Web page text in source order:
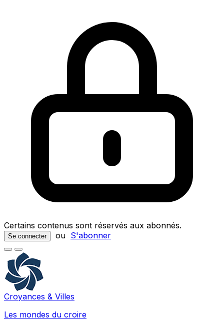
Certains contenus sont réservés aux abonnés.
Se connecter ou S'abonner
Croyances & Villes
Les mondes du croire